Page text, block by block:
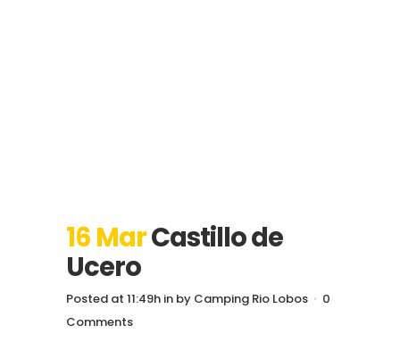
16 MarCastillo de
Ucero
Posted at 11:49h in by Camping Rio Lobos
0
Comments